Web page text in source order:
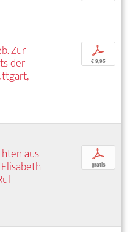
Zur
der
p
€ 9,95
aus
p
gratis